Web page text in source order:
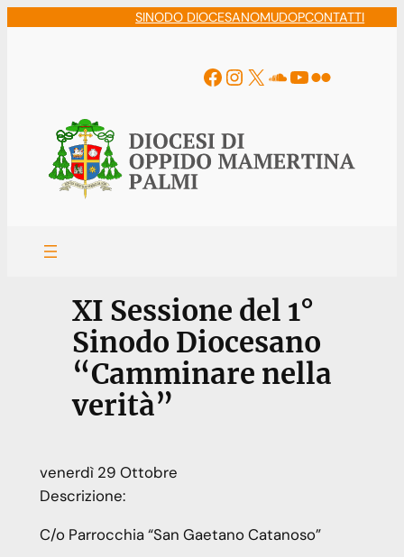
SINODO DIOCESANOMUDOPCONTATTI
Facebook
Instagram
X Soundcloud
YouTube
Flickr
XI Sessione del 1°
Sinodo Diocesano
“Camminare nella
verità”
venerdì 29 Ottobre
Descrizione:
C/o Parrocchia “San Gaetano Catanoso”